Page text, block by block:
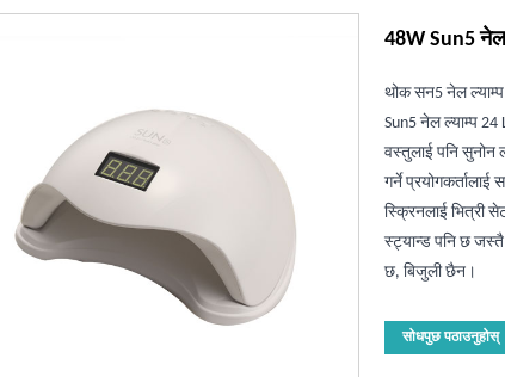
48W Sun5
थोक सन5 नेल ल्याम्प
Sun5 नेल ल्याम्प
वस्तुलाई पनि सुनोन
गर्ने
स्क्रिनलाई भित्री सेट
स्ट्यान्ड पनि छ
छ, बिजुली छैन।
सोधपुछ पठाउनुहोस्